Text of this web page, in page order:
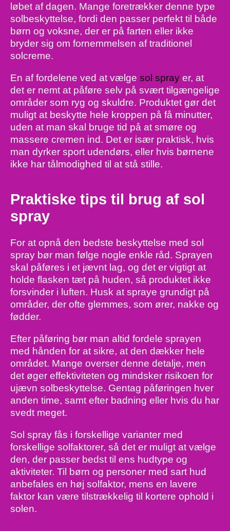
løbet af dagen. Mange foretrækker denne type
solbeskyttelse, fordi den passer perfekt til både
børn og voksne, der er på farten eller ikke
bryder sig om fornemmelsen af traditionel
solcreme.
En af fordelene ved at vælge sol spray er, at
det er nemt at påføre selv på svært tilgængelige
områder som ryg og skuldre. Produktet gør det
muligt at beskytte hele kroppen på få minutter,
uden at man skal bruge tid på at smøre og
massere cremen ind. Det er især praktisk, hvis
man dyrker sport udendørs, eller hvis børnene
ikke har tålmodighed til at stå stille.
Praktiske tips til brug af sol
spray
For at opnå den bedste beskyttelse med sol
spray bør man følge nogle enkle råd. Sprayen
skal påføres i et jævnt lag, og det er vigtigt at
holde flasken tæt på huden, så produktet ikke
forsvinder i luften. Husk at spraye grundigt på
områder, der ofte glemmes, som ører, nakke og
fødder.
Efter påføring bør man altid fordele sprayen
med hånden for at sikre, at den dækker hele
området. Mange overser denne detalje, men
det øger effektiviteten og mindsker risikoen for
ujævn solbeskyttelse. Gentag påføringen hver
anden time, samt efter badning eller hvis du har
svedt meget.
Sol spray fås i forskellige varianter med
forskellige solfaktorer, så det er muligt at vælge
den, der passer bedst til ens hudtype og
aktiviteter. Til børn og personer med sart hud
anbefales en høj solfaktor, mens en lavere
faktor kan være tilstrækkelig til kortere ophold i
solen.